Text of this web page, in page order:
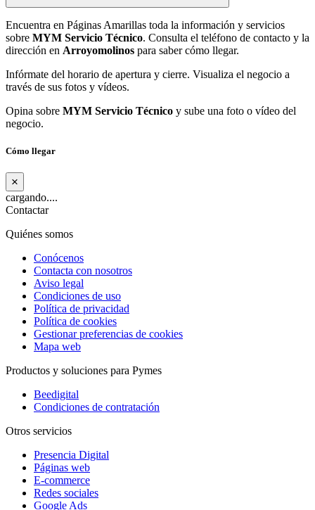
Encuentra en Páginas Amarillas toda la información y servicios
sobre MYM Servicio Técnico. Consulta el teléfono de contacto y la
dirección en Arroyomolinos para saber cómo llegar.
Infórmate del horario de apertura y cierre. Visualiza el negocio a
través de sus fotos y vídeos.
Opina sobre MYM Servicio Técnico y sube una foto o vídeo del
negocio.
Cómo llegar
×
cargando....
Contactar
Quiénes somos
Conócenos
Contacta con nosotros
Aviso legal
Condiciones de uso
Política de privacidad
Política de cookies
Gestionar preferencias de cookies
Mapa web
Productos y soluciones para Pymes
Beedigital
Condiciones de contratación
Otros servicios
Presencia Digital
Páginas web
E-commerce
Redes sociales
Google Ads